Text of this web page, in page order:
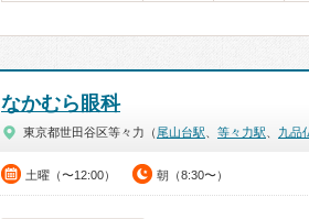
なかむら眼科
東京都世田谷区等々力（ 尾山台駅 等々力駅 九品
土曜（〜12:00） 朝（8:30〜）